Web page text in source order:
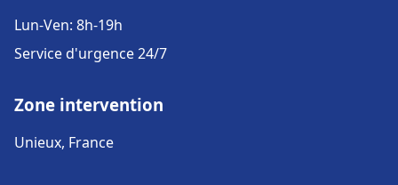
Lun-Ven: 8h-19h
Service d'urgence 24/7
Zone intervention
Unieux, France